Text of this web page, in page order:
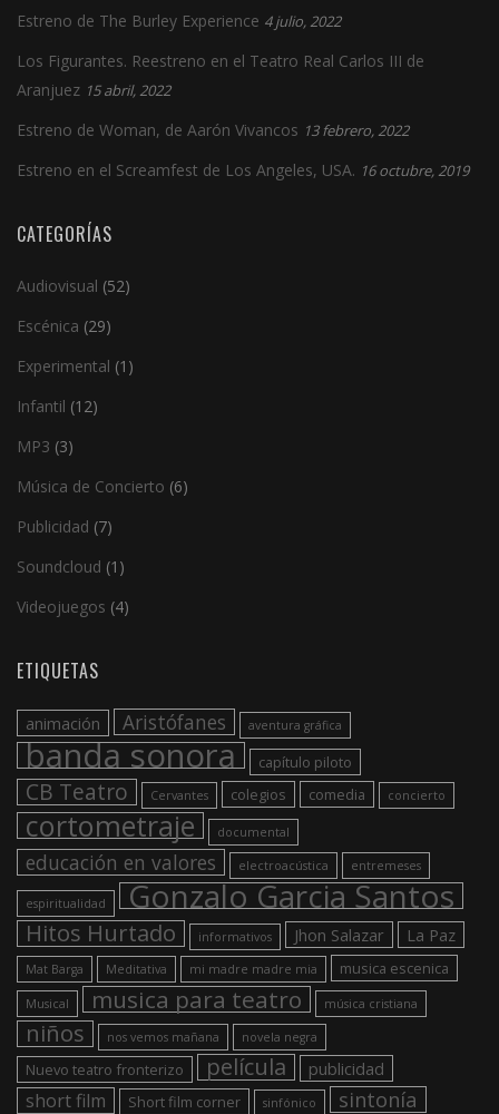
Estreno de The Burley Experience 4 julio, 2022
Los Figurantes. Reestreno en el Teatro Real Carlos III de
Aranjuez 15 abril, 2022
Estreno de Woman, de Aarón Vivancos 13 febrero, 2022
Estreno en el Screamfest de Los Angeles, USA. 16 octubre, 2019
CATEGORÍAS
Audiovisual (52)
Escénica (29)
Experimental (1)
Infantil (12)
MP3 (3)
Música de Concierto (6)
Publicidad (7)
Soundcloud (1)
Videojuegos (4)
ETIQUETAS
animación Aristófanes aventura gráfica
banda sonora capítulo piloto
CB Teatro Cervantes colegios comedia concierto
cortometraje documental
educación en valores electroacústica entremeses
espiritualidad Gonzalo Garcia Santos
Hitos Hurtado informativos Jhon Salazar La Paz
Mat Barga Meditativa mi madre madre mia musica escenica
Musical musica para teatro música cristiana
niños nos vemos mañana novela negra
Nuevo teatro fronterizo película publicidad
short film Short film corner sinfónico sintonía